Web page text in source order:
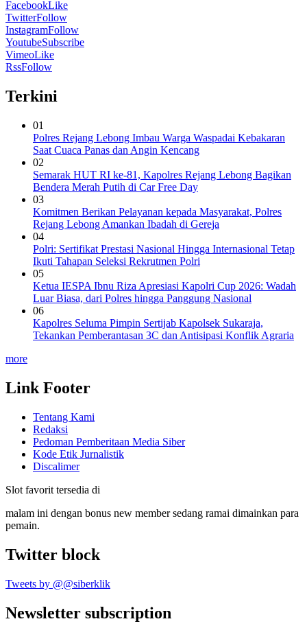
FacebookLike
TwitterFollow
InstagramFollow
YoutubeSubscribe
VimeoLike
RssFollow
Terkini
01
Polres Rejang Lebong Imbau Warga Waspadai Kebakaran
Saat Cuaca Panas dan Angin Kencang
02
Semarak HUT RI ke-81, Kapolres Rejang Lebong Bagikan
Bendera Merah Putih di Car Free Day
03
Komitmen Berikan Pelayanan kepada Masyarakat, Polres
Rejang Lebong Amankan Ibadah di Gereja
04
Polri: Sertifikat Prestasi Nasional Hingga Internasional Tetap
Ikuti Tahapan Seleksi Rekrutmen Polri
05
Ketua IESPA Ibnu Riza Apresiasi Kapolri Cup 2026: Wadah
Luar Biasa, dari Polres hingga Panggung Nasional
06
Kapolres Seluma Pimpin Sertijab Kapolsek Sukaraja,
Tekankan Pemberantasan 3C dan Antisipasi Konflik Agraria
more
Link Footer
Tentang Kami
Redaksi
Pedoman Pemberitaan Media Siber
Kode Etik Jurnalistik
Discalimer
Slot favorit tersedia di
malam ini dengan bonus new member sedang ramai dimainkan para
pemain.
Twitter block
Tweets by @@siberklik
Newsletter subscription